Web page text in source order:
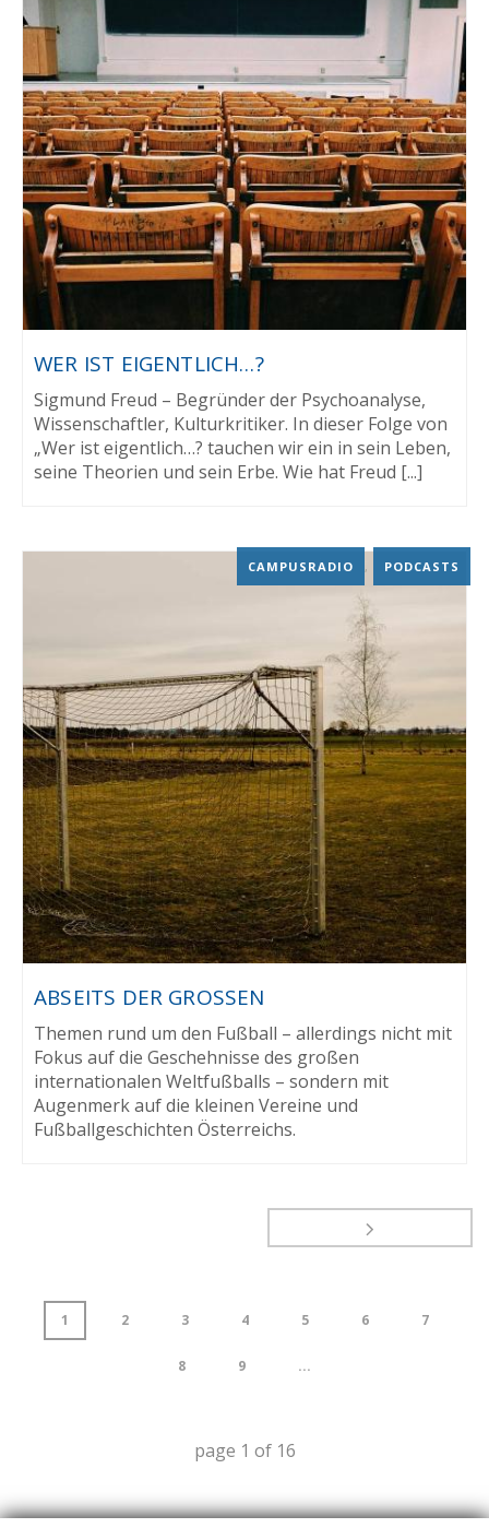
WER IST EIGENTLICH…?
Sigmund Freud – Begründer der Psychoanalyse,
Wissenschaftler, Kulturkritiker. In dieser Folge von
„Wer ist eigentlich…? tauchen wir ein in sein Leben,
seine Theorien und sein Erbe. Wie hat Freud [...]
ABSEITS DER GROSSEN
CAMPUSRADIO , PODCASTS
Themen rund um den Fußball – allerdings nicht mit
Fokus auf die Geschehnisse des großen
internationalen Weltfußballs – sondern mit
Augenmerk auf die kleinen Vereine und
Fußballgeschichten Österreichs.
1 2 3 4 5 6 7
8 9 ...
page 1 of 16